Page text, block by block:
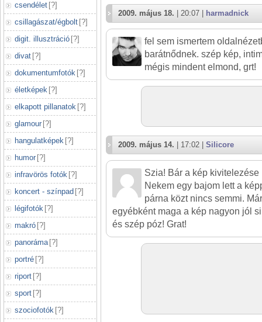
csendélet [?]
csillagászat/égbolt [?]
digit. illusztráció [?]
divat [?]
dokumentumfotók [?]
életképek [?]
elkapott pillanatok [?]
glamour [?]
hangulatképek [?]
humor [?]
infravörös fotók [?]
koncert - színpad [?]
légifotók [?]
makró [?]
panoráma [?]
portré [?]
riport [?]
sport [?]
szociofotók [?]
2009. május 18. | 20:07 | harmadnick
fel sem ismertem
barátnődnek. szép kép,
mégis mindent elmond, grt!
2009. május 14. | 17:02 | Silicore
Szia! Bár a kép
Nekem egy bajom lett a
párna közt nincs semmi.
egyébként maga a kép nagyon jól
és szép póz! Grat!